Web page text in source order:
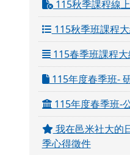
115秋季課程線
115秋季班課程
115春季班課程大
115年度春季班-
115年度春季班-
我在邑米社大的
季心得徵件